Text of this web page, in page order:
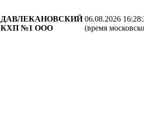
ДАВЛЕКАНОВСКИЙ
КХП №1 ООО
06.08.2026
(время